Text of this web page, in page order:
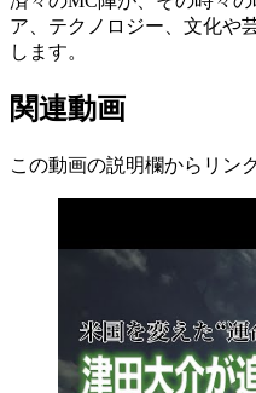
ア、テクノロジー、文化や
します。
関連動画
この動画の説明欄からリン